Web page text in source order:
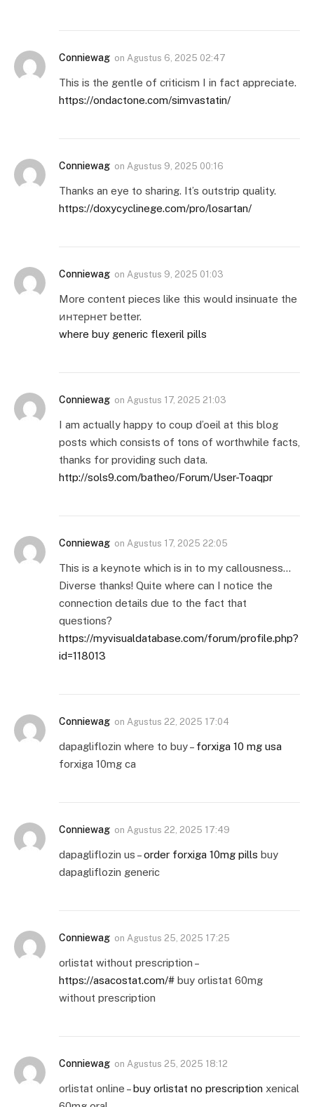
Conniewag on Agustus 6, 2025 02:47
This is the gentle of criticism I in fact appreciate.
https://ondactone.com/simvastatin/
Conniewag on Agustus 9, 2025 00:16
Thanks an eye to sharing. It’s outstrip quality.
https://doxycyclinege.com/pro/losartan/
Conniewag on Agustus 9, 2025 01:03
More content pieces like this would insinuate the
интернет better.
where buy generic flexeril pills
Conniewag on Agustus 17, 2025 21:03
I am actually happy to coup d’oeil at this blog
posts which consists of tons of worthwhile facts,
thanks for providing such data.
http://sols9.com/batheo/Forum/User-Toaqpr
Conniewag on Agustus 17, 2025 22:05
This is a keynote which is in to my callousness…
Diverse thanks! Quite where can I notice the
connection details due to the fact that
questions?
https://myvisualdatabase.com/forum/profile.php?
id=118013
Conniewag on Agustus 22, 2025 17:04
dapagliflozin where to buy – forxiga 10 mg usa
forxiga 10mg ca
Conniewag on Agustus 22, 2025 17:49
dapagliflozin us –order forxiga 10mg pills buy
dapagliflozin generic
Conniewag on Agustus 25, 2025 17:25
orlistat without prescription –
https://asacostat.com/# buy orlistat 60mg
without prescription
Conniewag on Agustus 25, 2025 18:12
orlistat online –buy orlistat no prescription xenical